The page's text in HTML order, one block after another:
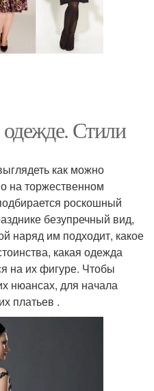
Стили
как можно
на торжественном
роскошный
безупречный вид,
наряд им подходит, какое
какая одежда
на их фигуре. Чтобы
нюансах, для начала
платьев .